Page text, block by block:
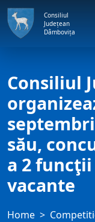
Consiliul
Județean
Dâmbovița
Consiliul
său,
a 2
vacante
Home